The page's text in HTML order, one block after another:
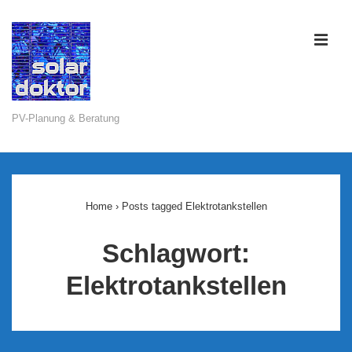
Zum
Inhalt
PV-Planung & Beratung
Home › Posts tagged Elektrotankstellen
Schlagwort:
Elektrotankstellen